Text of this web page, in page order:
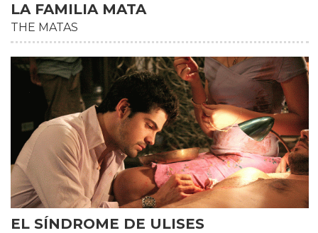
LA FAMILIA MATA
THE MATAS
EL SÍNDROME DE ULISES